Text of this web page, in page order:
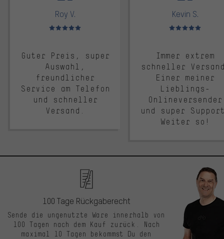
Roy V.
Bewertungen: 5 von 5
Guter Preis, super
Auswahl,
freundlicher
Service am Telefon
und schneller
Versand.
Kevin S.
Bewertungen: 5 von 5
Immer extrem
schneller
Einer meiner
Lieblings-
Onlineversender
und super
Weiter so!
100 Tage Rückgaberecht
Sende die ungenutzte Ware innerhalb von
100 Tagen nach dem Kauf zurück. Nach
maximal 10 Tagen bekommst Du den